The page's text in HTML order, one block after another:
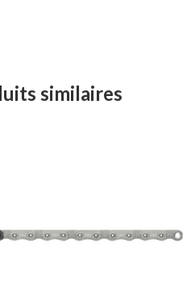
similaires